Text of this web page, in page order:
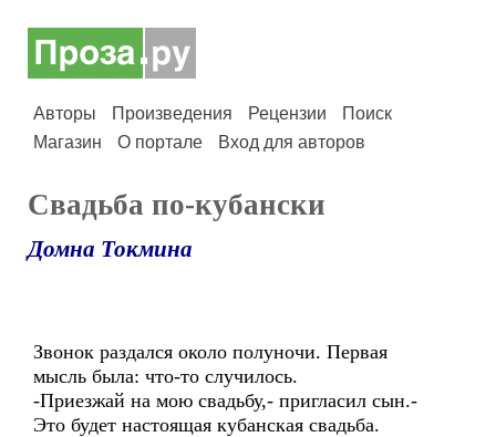
Авторы Произведения Рецензии
Поиск
Магазин
О портале Вход для авторов
Свадьба по-кубански
Домна Токмина
Звонок раздался около полуночи. Первая
мысль была: что-то случилось.
-Приезжай на мою свадьбу,- пригласил сын.-
Это будет настоящая кубанская свадьба.